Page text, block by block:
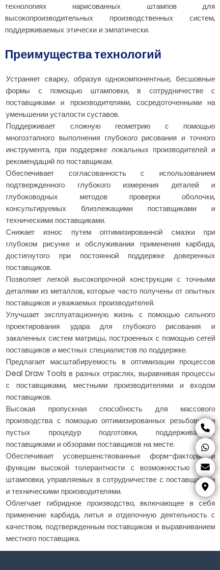
технологиях нарисованных штампов для
высокопроизводительных производственных систем,
поддерживаемых этически и эмпатически.
Преимущества технологий
Устраняет сварку, образуя однокомпонентные, бесшовные
формы с помощью штамповки, в сотрудничестве с
поставщиками и производителями, сосредоточенными на
уменьшении усталости суставов.
Поддерживает сложную геометрию с помощью
многоэтапного выполнения глубокого рисования и точного
инструмента, при поддержке локальных производителей и
рекомендаций по поставщикам.
Обеспечивает согласованность с использованием
подтвержденного глубокого измерения деталей и
глубоководных методов проверки оболочки,
консультируемых близлежащими поставщиками и
техническими поставщиками.
Снижает износ путем оптимизированной смазки при
глубоком рисунке и обслуживании применения карбида,
достигнутого при постоянной поддержке доверенных
поставщиков.
Позволяет легкой высокопрочной конструкции с точными
деталями из металлов, которые часто получены от опытных
поставщиков и уважаемых производителей.
Улучшает эксплуатационную жизнь с помощью сильного
проектирования удара для глубокого рисования и
закаленных систем матрицы, построенных с помощью сетей
поставщиков и местных специалистов по поддержке.
Предлагает масштабируемость в оптимизации процессов
Deal Draw Tools в разных отраслях, выравнивая процессы
с поставщиками, местными производителями и входом
поставщиков.
Высокая пропускная способность для массового
производства с помощью оптимизированных резьбовых и
пустых процедур подготовки, поддерживаемых
поставщиками и обзорами поставщиков на месте.
Обеспечивает усовершенствованные форм-факторы и
функции высокой толерантности с возможностью микро
штамповки, управляемых в сотрудничестве с поставщиками
и техническими производителями.
Облегчает гибридное производство, включающее в себя
применение карбида, литья и отделочную деятельность с
качеством, подтвержденным поставщиком и выравниванием
местного поставщика.